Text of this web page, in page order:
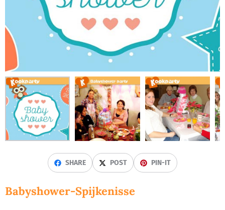
SHARE POST PIN-IT
Babyshower-Spijkenisse